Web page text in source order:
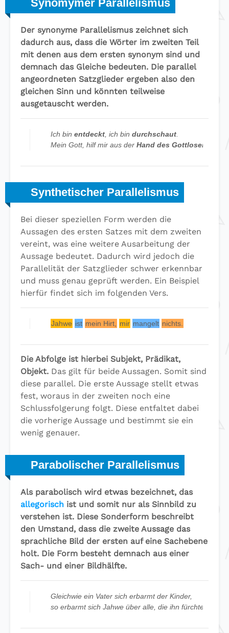
Synomymer Parallelismus
Der synonyme Parallelismus zeichnet sich
dadurch aus, dass die Wörter im zweiten Teil
mit denen aus dem ersten synonym sind und
demnach das Gleiche bedeuten. Die parallel
angeordneten Satzglieder ergeben also den
gleichen Sinn und könnten teilweise
ausgetauscht werden.
Ich binentdeckt , ich bindurchschaut
Mein Gott, hilf mir aus derHand des Gottlosen
Synthetischer Parallelismus
Bei dieser speziellen Form werden die
Aussagen des ersten Satzes mit dem zweiten
vereint, was eine weitere Ausarbeitung der
Aussage bedeutet. Dadurch wird jedoch die
Parallelität der Satzglieder schwer erkennbar
und muss genau geprüft werden. Ein Beispiel
hierfür findet sich im folgenden Vers.
Jahwe ist mein Hirt, mir mangelt nichts.
Die Abfolge ist hierbei Subjekt, Prädikat,
Objekt. Das gilt für beide Aussagen. Somit sind
diese parallel. Die erste Aussage stellt etwas
fest, woraus in der zweiten noch eine
Schlussfolgerung folgt. Diese entfaltet dabei
die vorherige Aussage und bestimmt sie ein
wenig genauer.
Parabolischer Parallelismus
Als parabolisch wird etwas bezeichnet, das
allegorisch ist und somit nur als Sinnbild zu
verstehen ist. Diese Sonderform beschreibt
den Umstand, dass die zweite Aussage das
sprachliche Bild der ersten auf eine Sachebene
holt. Die Form besteht demnach aus einer
Sach- und einer Bildhälfte.
Gleichwie ein Vater sich erbarmt der Kinder,
so erbarmt sich Jahwe über alle, die ihn fürchten.